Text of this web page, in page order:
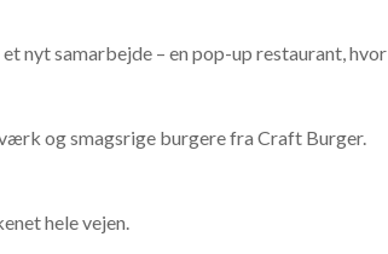
et nyt samarbejde – en pop-up restaurant, hvor
og smagsrige burgere fra Craft Burger.
hele vejen.